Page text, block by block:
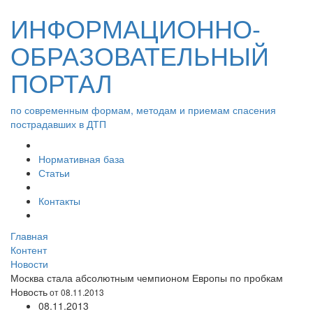
ИНФОРМАЦИОННО-
ОБРАЗОВАТЕЛЬНЫЙ
ПОРТАЛ
по современным формам, методам и приемам спасения
пострадавших в ДТП
Нормативная база
Статьи
Контакты
Главная
Контент
Новости
Москва стала абсолютным чемпионом Европы по пробкам
Новостьот 08.11.2013
08.11.2013